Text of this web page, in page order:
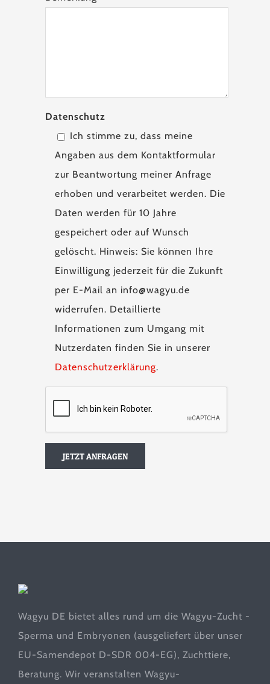
Datenschutz
Ich stimme zu, dass meine
Angaben aus dem Kontaktformular
zur Beantwortung meiner Anfrage
erhoben und verarbeitet werden. Die
Daten werden für 10 Jahre
gespeichert oder auf Wunsch
gelöscht. Hinweis: Sie können Ihre
Einwilligung jederzeit für die Zukunft
per E-Mail an info@wagyu.de
widerrufen. Detaillierte
Informationen zum Umgang mit
Nutzerdaten finden Sie in unserer
Datenschutzerklärung.
Wagyu DE bietet alles rund um die Wagyu-Zucht -
Sperma und Embryonen (ausgeliefert über unser
EU-Samendepot D-SDR 004-EG), Zuchttiere,
Beratung. Wir veranstalten Wagyu-